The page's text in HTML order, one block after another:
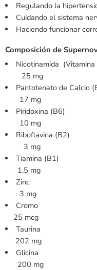
Regulando la
Cuidando el sistema
Haciendo funcionar
Composición de
25 mg
17 mg
10 mg
3 mg
1,5 mg
3 mg
25 mcg
202 mg
200 mg